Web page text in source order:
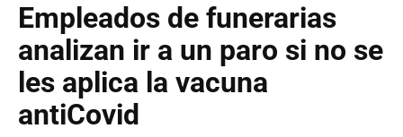
Empleados de funerarias
analizan ir a un paro si no se
les aplica la vacuna
antiCovid